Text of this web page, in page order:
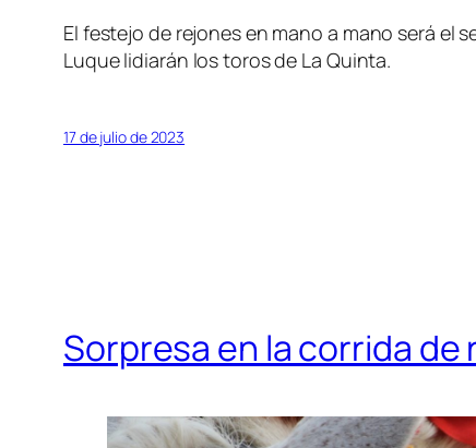
El festejo de rejones en mano a mano será el
Luque lidiarán los toros de La Quinta.
17 de julio de 2023
Sorpresa en la corrida de